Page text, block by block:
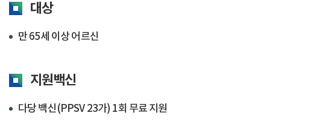
대상
만 65세 이상 어르신
지원백신
다당 백신(PPSV 23가) 1회 무료 지원